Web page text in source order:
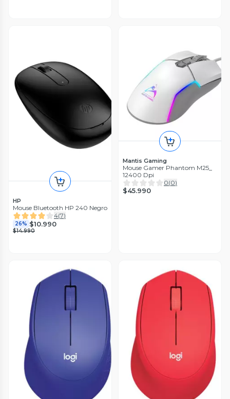
HP
Mouse Bluetooth HP 240 Negro
4(7)
26% $10.990
$14.990
Mantis Gaming
Mouse Gamer Phantom M25_
12400 Dpi
0(0)
$45.990